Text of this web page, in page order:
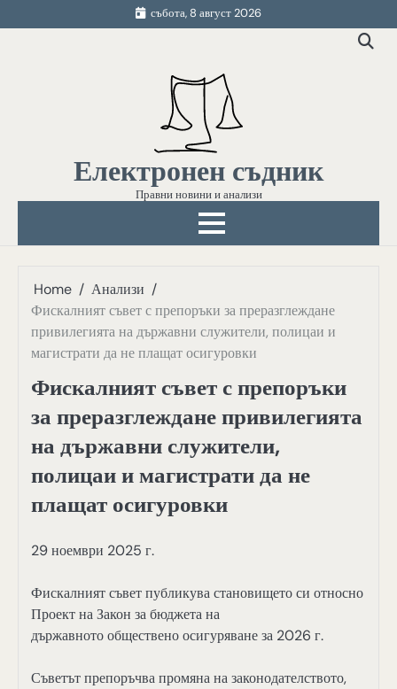
to
събота, 8 август 2026
Електронен съдник
Правни новини и анализи
Home
Анализи
Фискалният съвет с препоръки за преразглеждане
привилегията на държавни служители, полицаи и
магистрати да не плащат осигуровки
Фискалният съвет с препоръки
за преразглеждане привилегията
на държавни служители,
полицаи и магистрати да не
плащат осигуровки
29 ноември 2025 г.
Фискалният съвет публикува становището си относно
Проект на Закон за бюджета на
държавното обществено осигуряване за 2026 г.
Съветът препоръчва промяна на законодателството,